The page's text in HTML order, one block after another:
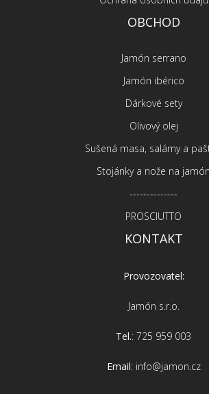
OBCHOD
Jamón serrano
Jamón ibérico
Dárkové sety
Olivový olej
Sušená masa, salámy a
Stojánky a nože na jamón
--------------
PROSCIUTTO
KONTAKT
Provozovatel:
Jamón s.r.o.
Tel.: 725 959 003
Email: info@jamon.cz